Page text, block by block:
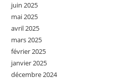
juin 2025
mai 2025
avril 2025
mars 2025
février 2025
janvier 2025
décembre 2024